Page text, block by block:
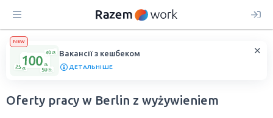
NEW
Вакансії з кешбеком
ДЕТАЛЬНІШЕ
Oferty pracy w Berlin z wyżywieniem